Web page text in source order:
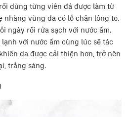
dùng từng viên đá được làm từ
nhàng vùng da có lỗ chân lông to.
ngày rồi rửa sạch với nước ấm.
với nước ấm cùng lúc sẽ tác
da được cải thiện hơn, trở nên
trắng sáng.